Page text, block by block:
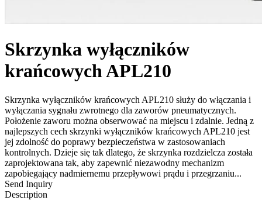
Skrzynka wyłączników
krańcowych APL210
Skrzynka wyłączników krańcowych APL210 służy do włączania i
wyłączania sygnału zwrotnego dla zaworów pneumatycznych.
Położenie zaworu można obserwować na miejscu i zdalnie. Jedną z
najlepszych cech skrzynki wyłączników krańcowych APL210 jest
jej zdolność do poprawy bezpieczeństwa w zastosowaniach
kontrolnych. Dzieje się tak dlatego, że skrzynka rozdzielcza została
zaprojektowana tak, aby zapewnić niezawodny mechanizm
zapobiegający nadmiernemu przepływowi prądu i przegrzaniu...
Send Inquiry
Description